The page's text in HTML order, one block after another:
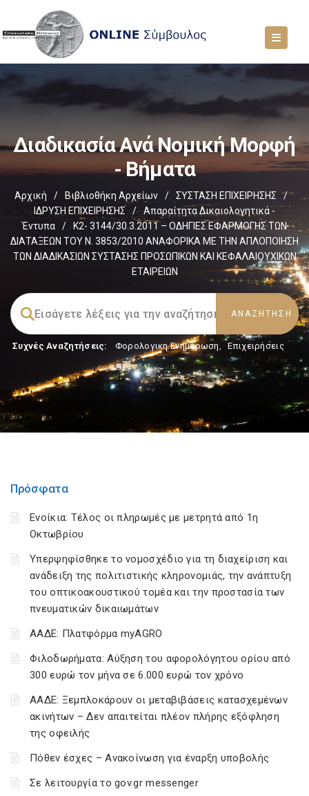
Διαδικασία Ανά Νομική Μορφή
- Βήματα
Αρχική / Βιβλιοθήκη Αρχείων / ΣΥΣΤΑΣΗ ΕΠΙΧΕΙΡΗΣΗΣ
/
ΙΔΡΥΣΗ ΕΠΙΧΕΙΡΗΣΗΣ
/
Απαραίτητα Δικαιολογητικά -
Έντυπα
/
Κ2- 3144/30.3.2011 – ΟΔΗΓΙΕΣ ΕΦΑΡΜΟΓΗΣ ΤΩΝ
ΔΙΑΤΑΞΕΩΝ ΤΟΥ Ν. 3853/2010 ΑΝΑΦΟΡΙΚΑ ΜΕ ΤΗΝ ΑΠΛΟΠΟΙΗΣΗ
ΤΩΝ ΔΙΑΔΙΚΑΣΙΩΝ ΣΥΣΤΑΣΗΣ ΠΡΟΣΩΠΙΚΩΝ ΚΑΙ ΚΕΦΑΛΑΙΟΥΧΙΚΩΝ
ΕΤΑΙΡΕΙΩΝ
Συχνές Αναζητήσεις: Φορολογικη Ενημέρωση, Επιχειρήσεις
Πρόσφατα
Ενοίκια: Τέλος οι πληρωμές με μετρητά από 1η
Οκτωβρίου
Υπερψηφίσθηκε το νομοσχέδιο για τη διαχείριση και
ανάδειξη της πολιτιστικής κληρονομιάς, την ανάπτυξη
του οπτικοακουστικού τομέα και την προστασία των
πνευματικών δικαιωμάτων
ΑΑΔΕ: Πλατφόρμα myAGRO
Φιλοδωρήματα: Αύξηση του αφορολόγητου ορίου από
300 ευρώ τον μήνα σε 6.000 ευρώ τον χρόνο
ΑΑΔΕ: Ξεμπλοκάρουν οι μεταβιβάσεις κατασχεμένων
ακινήτων – Δεν απαιτείται πλέον πλήρης εξόφληση
της οφειλής
Πόθεν έσχες – Ανακοίνωση για έναρξη υποβολής
Σε λειτουργία το gov.gr messenger